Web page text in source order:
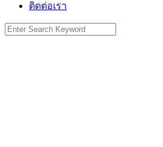
ติดต่อเรา
Search
for: